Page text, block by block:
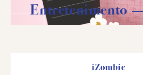
Entretenimento
iZombie